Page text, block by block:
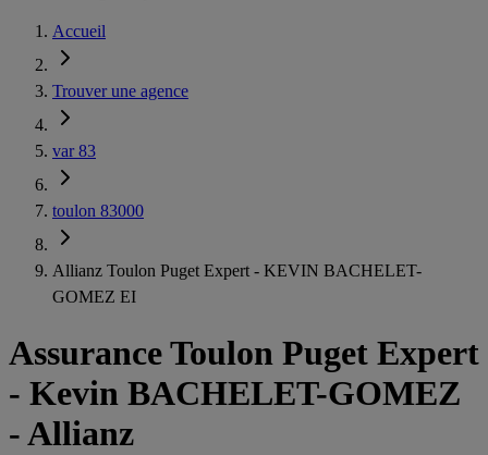
Accueil
Trouver une agence
var 83
toulon 83000
Allianz Toulon Puget Expert - KEVIN BACHELET-
GOMEZ EI
Assurance Toulon Puget Expert
- Kevin BACHELET-GOMEZ
- Allianz